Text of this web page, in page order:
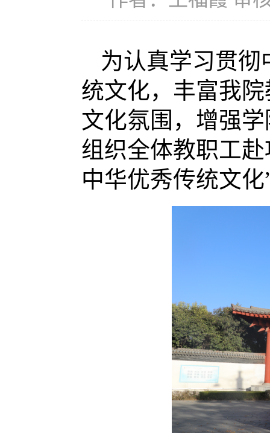
为认真学习贯
统文化，丰富我
文化氛围，增强
组织全体教职工
中华优秀传统文